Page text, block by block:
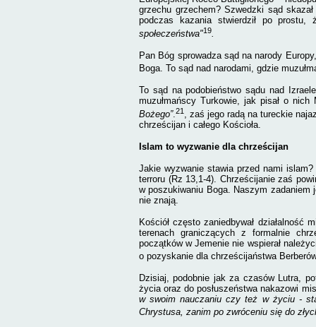
grzechu grzechem? Szwedzki sąd
podczas kazania stwierdził po
społeczeństwa"19
Pan Bóg sprowadza sąd na narody
Boga. To sąd nad narodami, gdzie
To sąd na podobieństwo sądu nad
muzułmańscy Turkowie, jak pisał o
Bożego”. 21
, zaś jego radą na tureckie
chrześcijan i całego Kościoła.
Islam to wyzwanie dla chrześcijan
Jakie wyzwanie stawia przed nami
terroru (Rz 13,1-4). Chrześcijanie zaś
w poszukiwaniu Boga. Naszym
nie znają.
Kościół często zaniedbywał działalność
terenach graniczących z formalnie
początków w Jemenie nie wspierał
o pozyskanie dla chrześcijaństwa
Dzisiaj, podobnie jak za czasów Lutra,
życia oraz do posłuszeństwa nakazowi
w swoim nauczaniu czy też w życiu -
Chrystusa, zanim po zwróceniu się do